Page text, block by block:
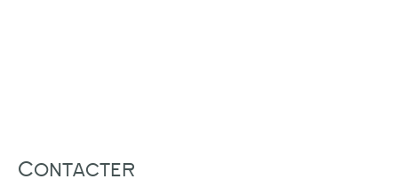
Contacter